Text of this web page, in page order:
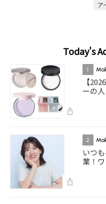
ア
Today's
1
【
ーの
2
いつ
業！